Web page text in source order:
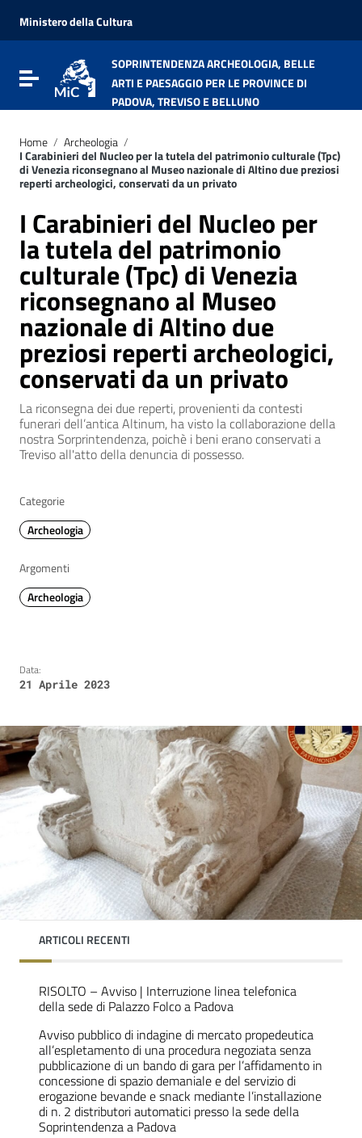
Vai al menu di navigazione
Vai al footer
Ministero della Cultura
Attiva / disattiva la navigazione
SOPRINTENDENZA ARCHEOLOGIA, BELLE
ARTI E PAESAGGIO PER LE PROVINCE DI
PADOVA, TREVISO E BELLUNO
Home / Archeologia /
I Carabinieri del Nucleo per la tutela del patrimonio culturale (Tpc)
di Venezia riconsegnano al Museo nazionale di Altino due preziosi
reperti archeologici, conservati da un privato
I Carabinieri del Nucleo per
la tutela del patrimonio
culturale (Tpc) di Venezia
riconsegnano al Museo
nazionale di Altino due
preziosi reperti archeologici,
conservati da un privato
La riconsegna dei due reperti, provenienti da contesti
funerari dell’antica Altinum, ha visto la collaborazione della
nostra Sorprintendenza, poichè i beni erano conservati a
Treviso all'atto della denuncia di possesso.
Categorie
Archeologia
Argomenti
Archeologia
Data:
21 Aprile 2023
ARTICOLI RECENTI
RISOLTO – Avviso | Interruzione linea telefonica
della sede di Palazzo Folco a Padova
Avviso pubblico di indagine di mercato propedeutica
all’espletamento di una procedura negoziata senza
pubblicazione di un bando di gara per l’affidamento in
concessione di spazio demaniale e del servizio di
erogazione bevande e snack mediante l’installazione
di n. 2 distributori automatici presso la sede della
Soprintendenza a Padova